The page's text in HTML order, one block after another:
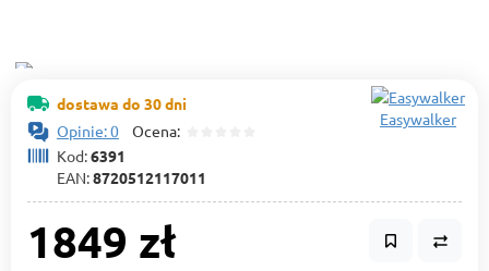
dostawa do 30 dni
Opinie: 0 Ocena:
Kod:6391
EAN:8720512117011
Easywalker
1849 zł